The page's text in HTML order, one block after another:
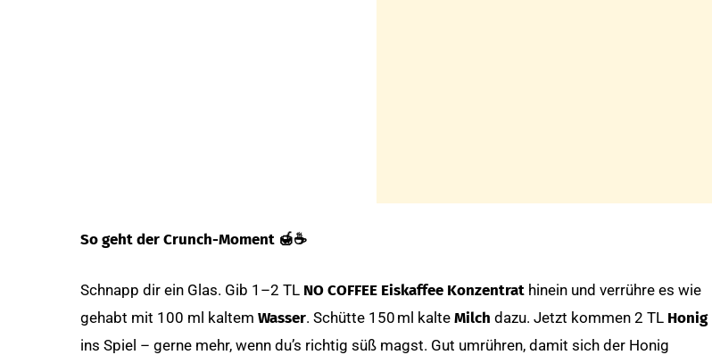
So geht der Crunch-Moment 🍯☕️
Schnapp dir ein Glas. Gib 1–2 TL NO COFFEE Eiskaffee Konzentrat hinein und verrühre es wie
gehabt mit 100 ml kaltem Wasser. Schütte 150 ml kalteMilch dazu. Jetzt kommen 2 TL Honig
ins Spiel – gerne mehr, wenn du’s richtig süß magst. Gut umrühren, damit sich der Honig